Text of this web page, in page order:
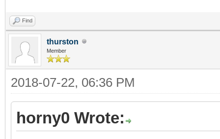
Find
thurston
Member
2018-07-22, 06:36 PM
horny0 Wrote: